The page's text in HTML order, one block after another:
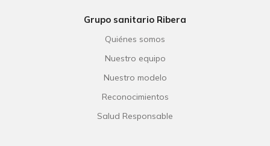
Grupo sanitario Ribera
Quiénes somos
Nuestro equipo
Nuestro modelo
Reconocimientos
Salud Responsable